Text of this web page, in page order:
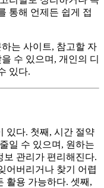
통해 언제든 쉽게 접
는 사이트, 참고할 자
수 있으며, 개인의 디
있다.
있다. 첫째, 시간 절약
일 수 있으며, 원하는
보 관리가 편리해진다.
어버리거나 찾기 어렵
활용 가능하다. 셋째,